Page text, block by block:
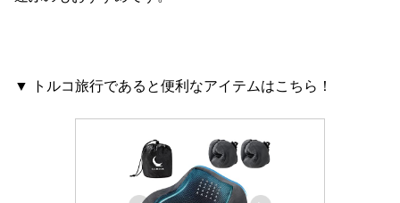
▼ トルコ旅行であると便利なアイテムはこちら！